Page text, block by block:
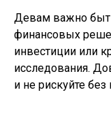
Девам важно
финансовых
инвестиции или
исследования.
и не рискуйте